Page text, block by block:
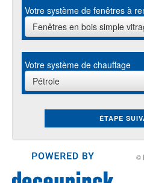
Votre système de fenêtres à
Fenêtres en bois simple
Votre système de chauffage
Pétrole
ÉTAPE
©